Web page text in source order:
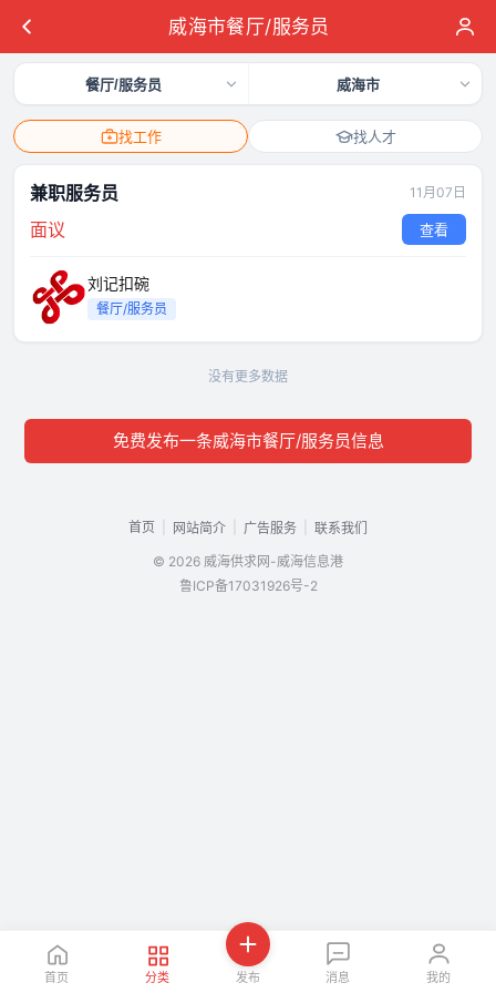
威海市餐厅/服务员
餐厅/服务员 威海市
找工作 找人才
兼职服务员 11月07日
面议 查看
刘记扣碗
餐厅/服务员
没有更多数据
免费发布一条威海市餐厅/服务员信息
首页 网站简介 广告服务
联系我们
© 2026 威海供求网-威海信息港
鲁ICP备17031926号-2
首页 分类 发布 消息 我的